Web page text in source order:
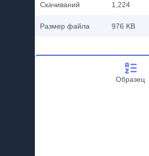
Скачиваний 1,224
Размер файла 976 KB
Образец